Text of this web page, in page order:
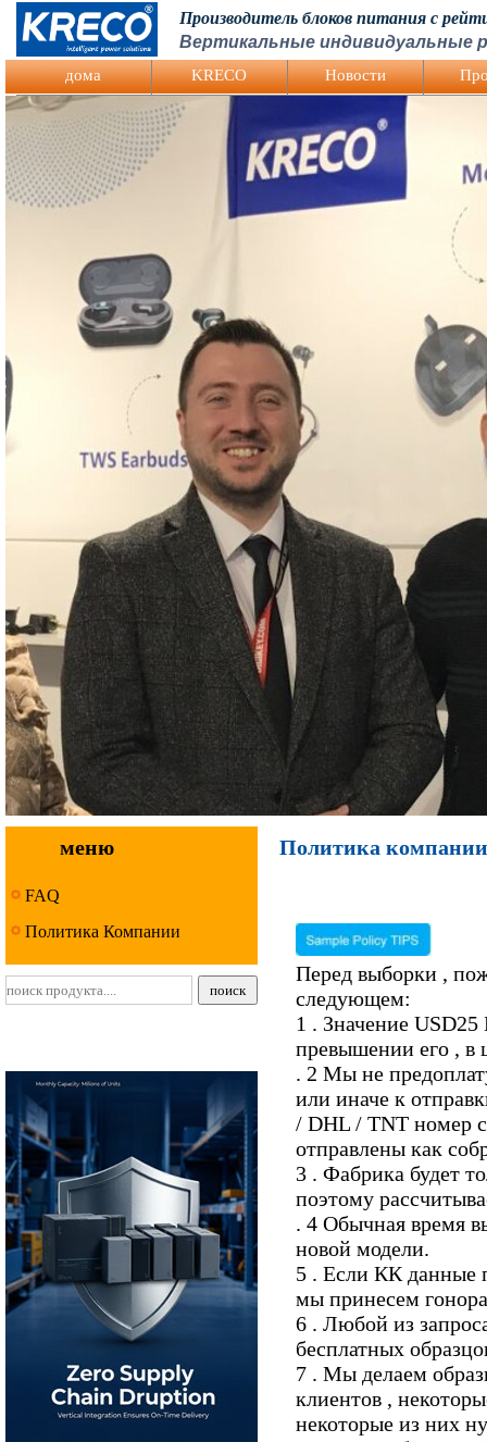
Logo Picture
Производитель блоков питания с
Вертикальные индивидуальные
дома KRECO Hовости
меню
FAQ
Политика Компании
Политика компании
Перед выборки ,
следующем:
1 . Значение
превышении его , в
. 2 Мы не
или иначе к
/ DHL / TNT номер
отправлены как
3 . Фабрика будет
поэтому
. 4 Обычная время
новой модели.
5 . Если КК данные
мы принесем
6 . Любой из
бесплатных
7 . Мы делаем
клиентов ,
некоторые из них